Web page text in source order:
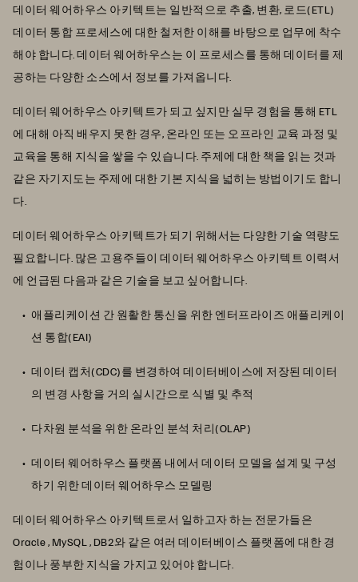
데이터 웨어하우스 아키텍트는 일반적으로 추출, 변환, 로드(ETL)
데이터 통합 프로세스에 대한 철저한 이해를 바탕으로 업무에 착수
해야 합니다. 데이터 웨어하우스는 이 프로세스를 통해 데이터를 제
공하는 다양한 소스에서 정보를 가져옵니다.
데이터 웨어하우스 아키텍트가 되고 싶지만 실무 경험을 통해 ETL
에 대해 아직 배우지 못한 경우, 온라인 또는 오프라인 교육 과정 및
교육을 통해 지식을 쌓을 수 있습니다. 주제에 대한 책을 읽는 것과
같은 자기지도는 주제에 대한 기본 지식을 넓히는 방법이기도 합니
다.
데이터 웨어하우스 아키텍트가 되기 위해서는 다양한 기술 역량도
필요합니다. 많은 고용주들이 데이터 웨어하우스 아키텍트 이력서
에 언급된 다음과 같은 기술을 보고 싶어합니다.
애플리케이션 간 원활한 통신을 위한 엔터프라이즈 애플리케이
션 통합(EAI)
데이터 캡처(CDC)를 변경하여 데이터베이스에 저장된 데이터
의 변경 사항을 거의 실시간으로 식별 및 추적
다차원 분석을 위한 온라인 분석 처리(OLAP)
데이터 웨어하우스 플랫폼 내에서 데이터 모델을 설계 및 구성
하기 위한 데이터 웨어하우스 모델링
데이터 웨어하우스 아키텍트로서 일하고자 하는 전문가들은
Oracle , MySQL , DB2와 같은 여러 데이터베이스 플랫폼에 대한 경
험이나 풍부한 지식을 가지고 있어야 합니다.